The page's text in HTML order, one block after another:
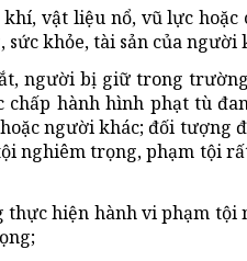
vật liệu nổ, vũ lực
sức khỏe, tài sản của người
người bị giữ trong
hành hình phạt tù
người khác; đối tượng
nghiêm trọng, phạm tội
hiện hành vi phạm